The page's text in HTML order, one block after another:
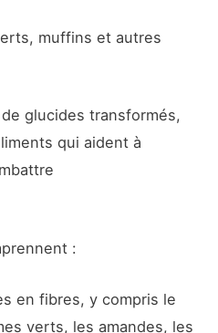
muffins et autres
glucides transformés,
qui aident à
:
en fibres, y compris le
verts, les amandes, les